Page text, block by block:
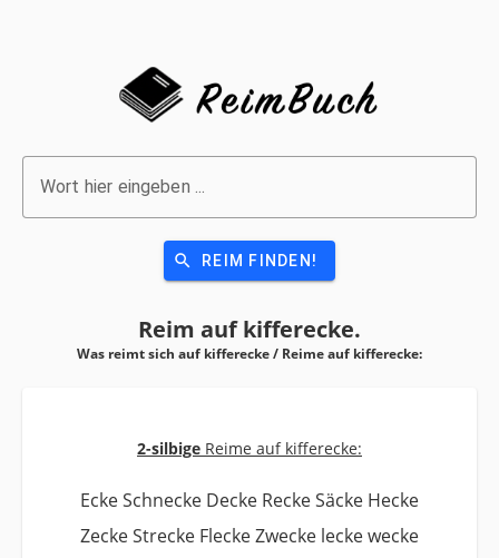
Wort hier eingeben ...
search REIM FINDEN!
Reim aufkifferecke.
Was reimt sich auf kifferecke / Reime auf kifferecke:
2-silbige Reime auf kifferecke:
Ecke Schnecke Decke Recke Säcke Hecke
Zecke Strecke Flecke Zwecke lecke wecke